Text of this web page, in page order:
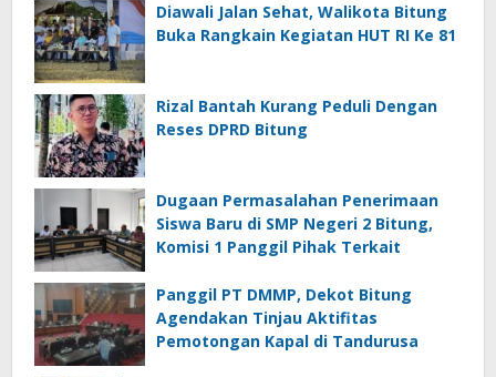
Diawali Jalan Sehat, Walikota Bitung
Buka Rangkain Kegiatan HUT RI Ke 81
Rizal Bantah Kurang Peduli Dengan
Reses DPRD Bitung
Dugaan Permasalahan Penerimaan
Siswa Baru di SMP Negeri 2 Bitung,
Komisi 1 Panggil Pihak Terkait
Panggil PT DMMP, Dekot Bitung
Agendakan Tinjau Aktifitas
Pemotongan Kapal di Tandurusa